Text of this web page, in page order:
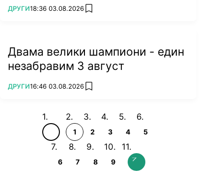
ПОВЕЧЕ ОТ
ДРУГИ18:36 03.08.2026 add favorites
Двама велики шампиони - един
незабравим 3 август
ПОВЕЧЕ ОТ
ДРУГИ16:46 03.08.2026 add favorites
1 2 3 4 5
6 7 8 9